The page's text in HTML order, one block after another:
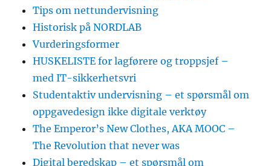
Tips om nettundervisning
Historisk på NORDLAB
Vurderingsformer
HUSKELISTE for lagførere og troppsjef –
med IT-sikkerhetsvri
Studentaktiv undervisning – et spørsmål om
oppgavedesign ikke digitale verktøy
The Emperor’s New Clothes, AKA MOOC –
The Revolution that never was
Digital beredskap – et spørsmål om